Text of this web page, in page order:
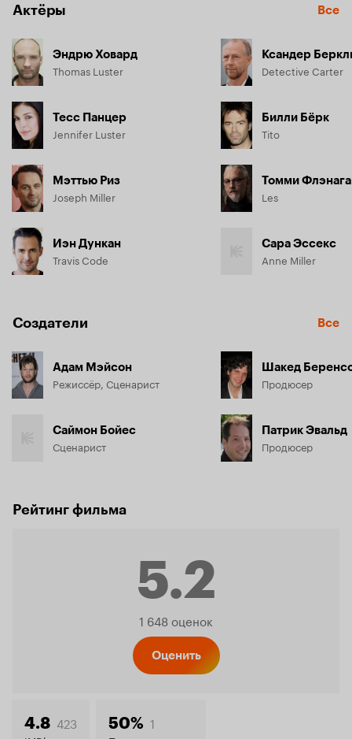
Актёры Все
Эндрю Ховард
Thomas Luster
Тесс Панцер
Jennifer Luster
Мэттью Риз
Joseph Miller
Иэн Дункан
Travis Code
Ксандер
Detective Carter
Билли Бёрк
Tito
Томми
Les
Сара Эссекс
Anne Miller
Создатели Все
Адам Мэйсон
Режиссёр, Сценарист
Саймон Бойес
Сценарист
Шакед
Продюсер
Патрик Эвальд
Продюсер
Рейтинг фильма
5.2
Рейтинг
1 648 оценок
Оценить
4.8 423 50% 1